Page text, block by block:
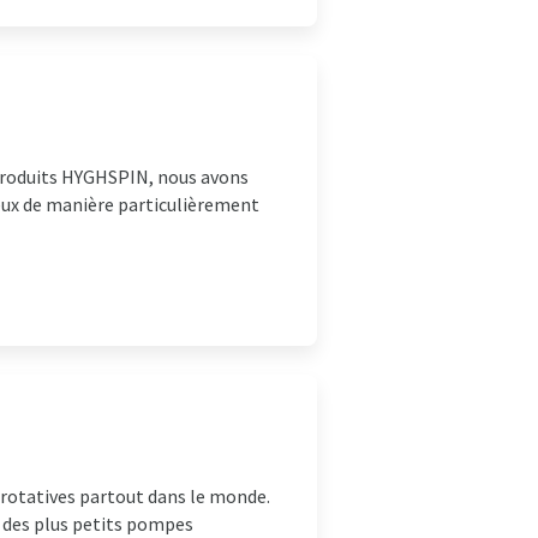
HYGHSPIN, nous avons
de manière particulièrement
partout dans le monde.
plus petits pompes